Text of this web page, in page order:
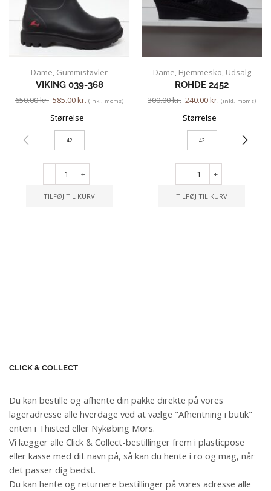
Dame, Gummistøvler
VIKING 039-368
650.00kr. 585.00kr. (inkl. moms)
Størrelse
42
- +
TILFØJ TIL KURV
Dame, Hjemmesko, Udsalg
ROHDE 2452
300.00kr. 240.00kr. (inkl. moms)
Størrelse
42
- +
TILFØJ TIL KURV
CLICK & COLLECT
Du kan bestille og afhente din pakke direkte på vores
lageradresse alle hverdage ved at vælge "Afhentning i butik"
enten i Thisted eller Nykøbing Mors.
Vi lægger alle Click & Collect-bestillinger frem i plasticpose
eller kasse med dit navn på, så kan du hente i ro og mag, når
det passer dig bedst.
Du kan hente og returnere bestillinger på vores adresse alle